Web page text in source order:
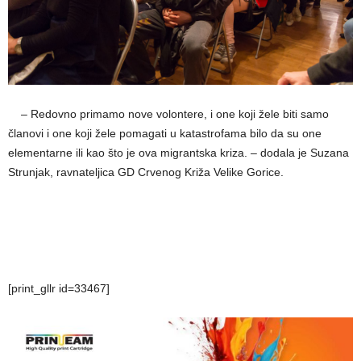
– Redovno primamo nove volontere, i one koji žele biti samo
članovi i one koji žele pomagati u katastrofama bilo da su one
elementarne ili kao što je ova migrantska kriza. – dodala je Suzana
Strunjak, ravnateljica GD Crvenog Križa Velike Gorice.
[print_gllr id=33467]